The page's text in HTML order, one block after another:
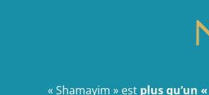
« Shamayim » est plus qu’un